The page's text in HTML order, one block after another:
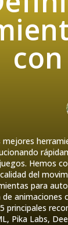
Hemos
del
para
animaciones
principales
Pika Labs,